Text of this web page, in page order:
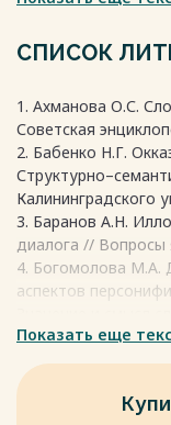
стала основой
Весь текст будет
СПИСОК
1. Ахманова О.С.
Советская
2. Бабенко Н.Г.
Калининградского
3. Баранов А.Н.
диалога // Вопросы
4. Богомолова М.А.
аспектов
публицистика. –
5. Власова А. Р.,
самоидентичности
своим именем» //
Показать еще